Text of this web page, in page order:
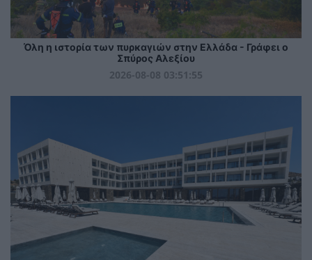
Όλη η ιστορία των πυρκαγιών στην Ελλάδα - Γράφει ο
Σπύρος Αλεξίου
2026-08-08 03:51:55